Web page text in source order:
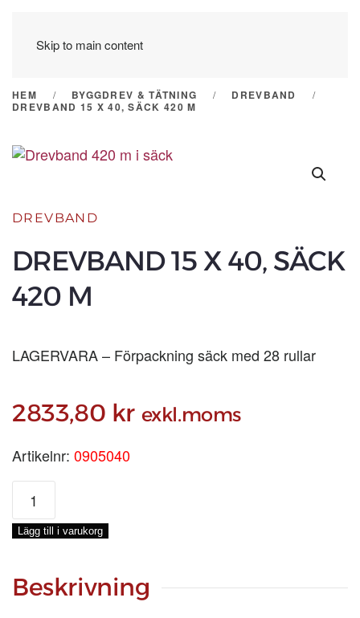
Skip to main content
HEM BYGGDREV & TÄTNING
DREVBAND
DREVBAND 15 X 40, SÄCK 420 M
DREVBAND
DREVBAND 15 X 40, SÄCK
420 M
LAGERVARA – Förpackning säck med 28 rullar
2833,80 kr exkl.moms
Artikelnr: 0905040
DREVBAND
X
40,
420
M
Lägg till i varukorg
Beskrivning